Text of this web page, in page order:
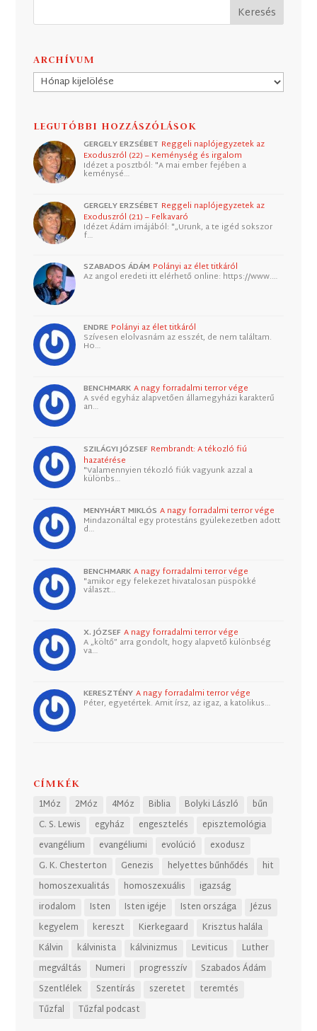
ARCHÍVUM
Archívum
LEGUTÓBBI HOZZÁSZÓLÁSOK
GERGELY ERZSÉBET Reggeli naplójegyzetek az
Exoduszról (22) – Keménység és irgalom
Idézet a posztból: "A mai ember fejében a
keménysé…
GERGELY ERZSÉBET Reggeli naplójegyzetek az
Exoduszról (21) – Felkavaró
Idézet Ádám imájából: "„Urunk, a te igéd sokszor
f…
SZABADOS ÁDÁM Polányi az élet titkáról
Az angol eredeti itt elérhető online: https://www.…
ENDRE Polányi az élet titkáról
Szívesen elolvasnám az esszét, de nem találtam.
Ho…
BENCHMARK A nagy forradalmi terror vége
A svéd egyház alapvetően államegyházi karakterű
an…
SZILÁGYI JÓZSEF Rembrandt: A tékozló fiú
hazatérése
"Valamennyien tékozló fiúk vagyunk azzal a
különbs…
MENYHÁRT MIKLÓS A nagy forradalmi terror vége
Mindazonáltal egy protestáns gyülekezetben adott
d…
BENCHMARK A nagy forradalmi terror vége
"amikor egy felekezet hivatalosan püspökké
választ…
X. JÓZSEF A nagy forradalmi terror vége
A „költő” arra gondolt, hogy alapvető különbség
va…
KERESZTÉNY A nagy forradalmi terror vége
Péter, egyetértek. Amit írsz, az igaz, a katolikus…
CÍMKÉK
1Móz 2Móz 4Móz Biblia Bolyki László
bűn
C. S. Lewis
egyház engesztelés
episztemológia
evangélium
evangéliumi evolúció
exodusz
G. K. Chesterton
Genezis helyettes bűnhődés
hit
homoszexualitás
homoszexuális
igazság
irodalom
Isten Isten igéje Isten országa
Jézus
kegyelem
kereszt Kierkegaard
Krisztus halála
Kálvin
kálvinista kálvinizmus Leviticus
Luther
megváltás
Numeri progresszív
Szabados Ádám
Szentlélek
Szentírás szeretet
teremtés
Tűzfal
Tűzfal podcast